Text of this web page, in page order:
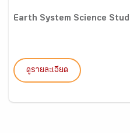
Earth System Science
ดูรายละเอียด